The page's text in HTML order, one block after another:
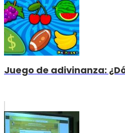
Juego de adivinanza: